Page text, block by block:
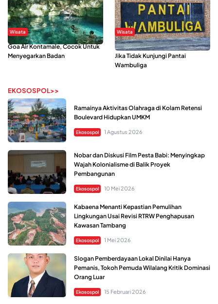
Wisata
Goa Air Kontamale, Cocok Untuk
Menyegarkan Badan
Wisata
Berkunjung Ke Wakatobi, Nyesal
Jika Tidak Kunjungi Pantai
Wambuliga
EKOSOSPOL>>
Ramainya Aktivitas Olahraga di Kolam Retensi
Boulevard Hidupkan UMKM
Ekosospol 1 Agustus 2026
Nobar dan Diskusi Film Pesta Babi: Menyingkap
Wajah Kolonialisme di Balik Proyek
Pembangunan
Ekosospol 10 Mei 2026
Kabaena Menanti Kepastian Pemulihan
Lingkungan Usai Revisi RTRW Penghapusan
Kawasan Tambang
Ekosospol 1 Mei 2026
Slogan Pemberdayaan Lokal Dinilai Hanya
Pemanis, Tokoh Pemuda Wilalang Kritik Dominasi
Orang Luar
Ekosospol 15 Februari 2026